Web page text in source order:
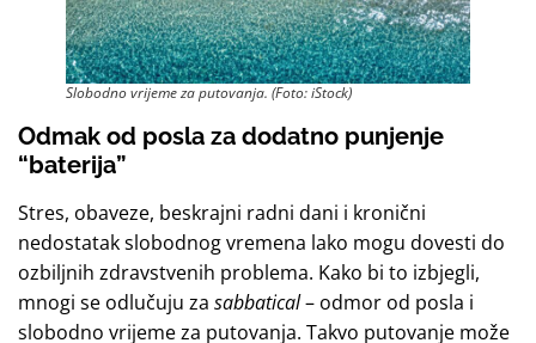
Slobodno vrijeme za putovanja. (Foto: iStock)
Odmak od posla za dodatno punjenje
“baterija”
Stres, obaveze, beskrajni radni dani i kronični
nedostatak slobodnog vremena lako mogu dovesti do
ozbiljnih zdravstvenih problema. Kako bi to izbjegli,
mnogi se odlučuju za sabbatical– odmor od posla i
slobodno vrijeme za putovanja. Takvo putovanje može